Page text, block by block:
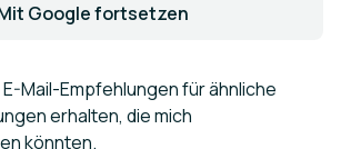
Google fortsetzen
Mail-Empfehlungen für ähnliche
erhalten, die mich
könnten.